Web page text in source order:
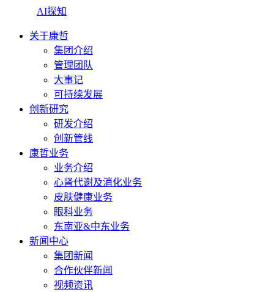
AI探知
关于康哲
集团介绍
管理团队
大事记
可持续发展
创新研究
研发介绍
创新管线
康哲业务
业务介绍
心肾代谢及消化业务
皮肤健康业务
眼科业务
东南亚&中东业务
新闻中心
集团新闻
合作伙伴新闻
视频资讯